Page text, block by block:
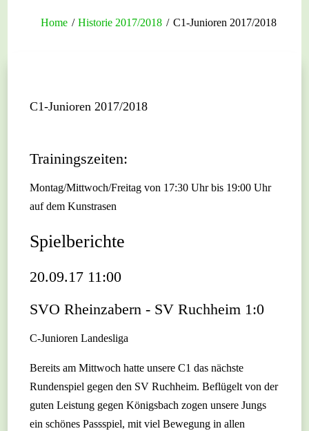
Home / Historie 2017/2018 / C1-Junioren 2017/2018
C1-Junioren 2017/2018
Trainingszeiten:
Montag/Mittwoch/Freitag von 17:30 Uhr bis 19:00 Uhr
auf dem Kunstrasen
Spielberichte
20.09.17 11:00
SVO Rheinzabern - SV Ruchheim 1:0
C-Junioren Landesliga
Bereits am Mittwoch hatte unsere C1 das nächste
Rundenspiel gegen den SV Ruchheim. Beflügelt von der
guten Leistung gegen Königsbach zogen unsere Jungs
ein schönes Passspiel, mit viel Bewegung in allen